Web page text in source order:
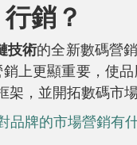
銷？
技術的全新數碼營
上更顯重要，使
，並開拓數碼市場
品牌的市場營銷